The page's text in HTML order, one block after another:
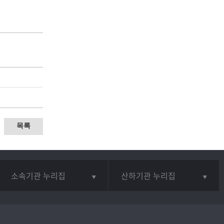
목록
소속기관 누리집 산하기관 누리집